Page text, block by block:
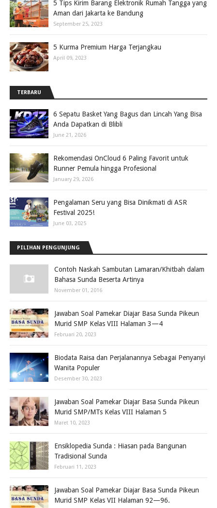
5 Tips Kirim Barang Elektronik Rumah Tangga yang
Aman dari Jakarta ke Bandung
September 25, 2023
5 Kurma Premium Harga Terjangkau
April 09, 2023
TERBARU
6 Sepatu Basket Yang Bagus dan Lincah Yang Bisa
Anda Dapatkan di Blibli
June 21, 2026
Rekomendasi OnCloud 6 Paling Favorit untuk
Runner Pemula hingga Profesional
January 29, 2026
Pengalaman Seru yang Bisa Dinikmati di ASR
Festival 2025!
June 03, 2025
PILIHAN PENGUNJUNG
Contoh Naskah Sambutan Lamaran/Khitbah dalam
Bahasa Sunda Beserta Artinya
November 01, 2016
Jawaban Soal Pamekar Diajar Basa Sunda Pikeun
Murid SMP Kelas VIII Halaman 3—4
Februari 20, 2023
Biodata Raisa dan Perjalanannya Sebagai Penyanyi
Wanita Populer
Desember 30, 2023
Jawaban Soal Pamekar Diajar Basa Sunda Pikeun
Murid SMP/MTs Kelas VIII Halaman 5
Maret 10, 2023
Ensiklopedia Sunda : Hiasan pada Bangunan
Tradisional Sunda
Februari 11, 2023
Jawaban Soal Pamekar Diajar Basa Sunda Pikeun
Murid SMP Kelas VII Halaman 92—96.